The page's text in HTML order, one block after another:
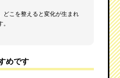
どこを整えると変化が生まれ
めです